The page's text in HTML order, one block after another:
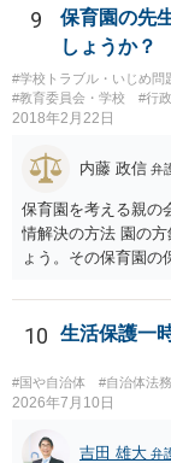
いつまで立っても
9
保育園の先
しょうか？
#学校トラブル・いじめ問
#教育委員会・学校
#行
2018年2月22日
内藤 政信 弁
保育園を考える親の
情解決の方法 園の
ょう。その保育園
だけで問題が解決で
に提出しましょう
三）。さらに苦情解
導されています。
「福祉サービス運
10 生活保護一
#国や自治体 #自治体法務
2026年7月10日
吉田 雄大 弁